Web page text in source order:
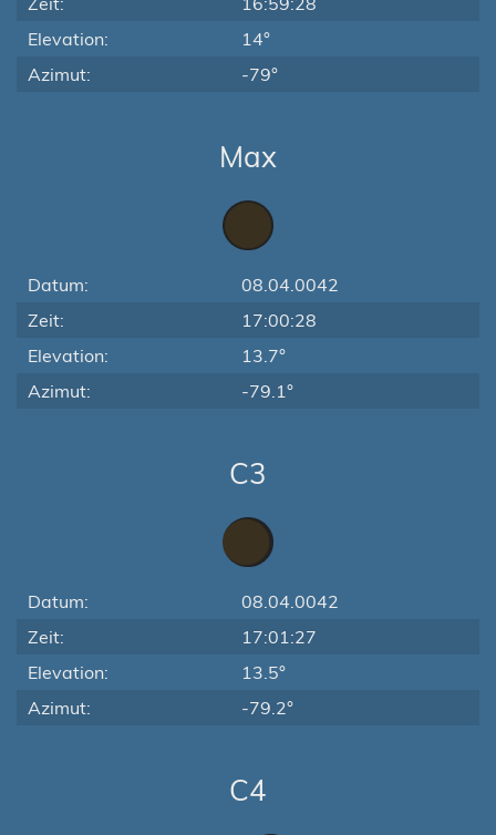
Elevation:
14°
Azimut:
-79°
Max
Datum:
08.04.0042
Zeit:
17:00:28
Elevation:
13.7°
Azimut:
-79.1°
C3
Datum:
08.04.0042
Zeit:
17:01:27
Elevation:
13.5°
Azimut:
-79.2°
C4